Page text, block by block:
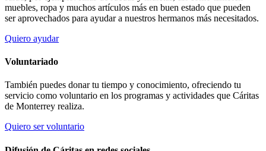
muebles, ropa y muchos artículos más en buen estado que pueden
ser aprovechados para ayudar a nuestros hermanos más necesitados.
Quiero ayudar
Voluntariado
También puedes donar tu tiempo y conocimiento, ofreciendo tu
servicio como voluntario en los programas y actividades que Cáritas
de Monterrey realiza.
Quiero ser voluntario